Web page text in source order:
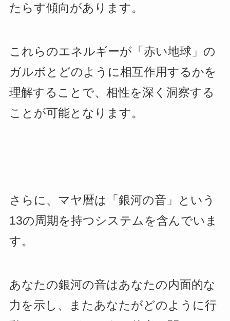
たらす傾向があります。
これらのエネルギーが「赤い地球」の
ガルボとどのように相互作用するかを
理解することで、相性を深く洞察する
ことが可能となります。
さらに、マヤ暦は「銀河の音」という
13の周期を持つシステムを含んでいま
す。
あなたの銀河の音はあなたの内面的な
力を示し、またあなたがどのように行